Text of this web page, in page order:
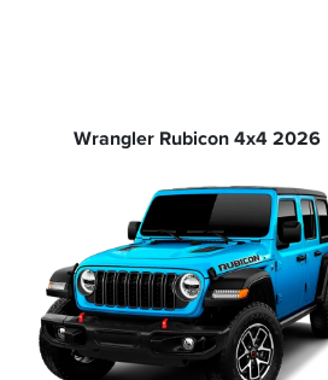
Wrangler Rubicon 4x4 2026